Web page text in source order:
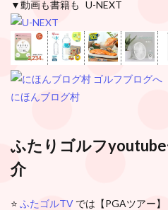
▼動画も書籍も U-NEXT
にほんブログ村
ふたりゴルフ
介
⭐️ ふたゴルTV では【PGAツアー